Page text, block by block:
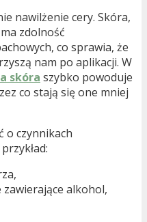
nawilżenie cery. Skóra,
zdolność
co sprawia, że
nam po aplikacji. W
skóra szybko powoduje
co stają się one mniej
o czynnikach
alkohol,